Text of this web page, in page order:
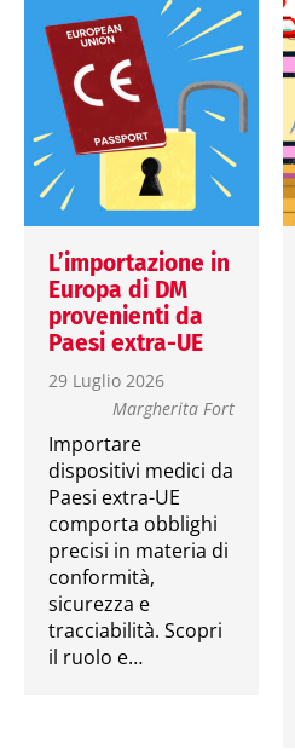
L’importazione in
Europa di DM
provenienti da
Paesi extra-UE
29 Luglio 2026
Margherita Fort
Importare
dispositivi medici da
Paesi extra-UE
comporta obblighi
precisi in materia di
conformità,
sicurezza e
tracciabilità. Scopri
il ruolo e…